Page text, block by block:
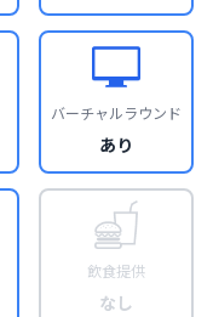
バーチャルラウンド
あり
飲食提供
なし